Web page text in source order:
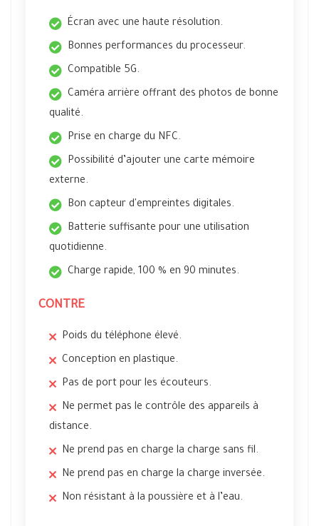
Écran avec une haute résolution.
Bonnes performances du processeur.
Compatible 5G.
Caméra arrière offrant des photos de bonne
qualité.
Prise en charge du NFC.
Possibilité d’ajouter une carte mémoire
externe.
Bon capteur d'empreintes digitales.
Batterie suffisante pour une utilisation
quotidienne.
Charge rapide, 100 % en 90 minutes.
CONTRE
Poids du téléphone élevé.
Conception en plastique.
Pas de port pour les écouteurs.
Ne permet pas le contrôle des appareils à
distance.
Ne prend pas en charge la charge sans fil.
Ne prend pas en charge la charge inversée.
Non résistant à la poussière et à l’eau.